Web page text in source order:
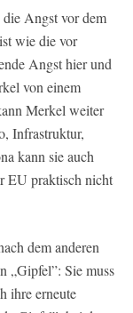
Angst vor dem
wie die vor
Angst hier und
von einem
Merkel weiter
Infrastruktur,
kann sie auch
EU praktisch nicht
dem anderen
„Gipfel”: Sie muss
ihre erneute